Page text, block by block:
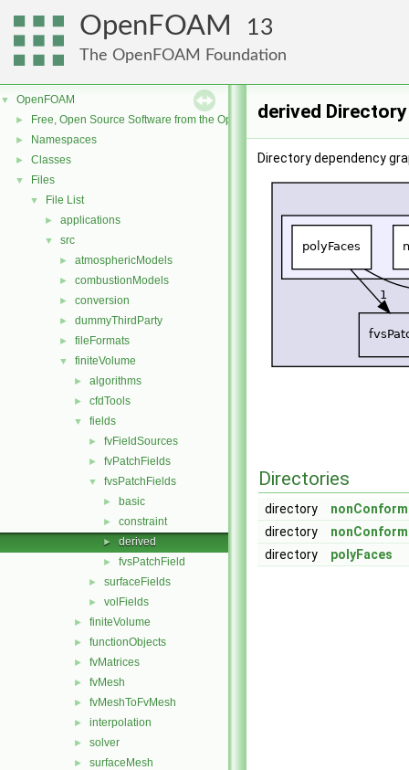
OpenFOAM 13
The OpenFOAM Foundation
▼ OpenFOAM
► Free, Open Source Software from the OpenFOAM Foundation
► Namespaces
► Classes
▼ Files
▼ File List
► applications
▼ src
► atmosphericModels
► combustionModels
► conversion
► dummyThirdParty
► fileFormats
▼ finiteVolume
► algorithms
► cfdTools
▼ fields
► fvFieldSources
► fvPatchFields
▼ fvsPatchFields
► basic
► constraint
► derived
► fvsPatchField
► surfaceFields
► volFields
► finiteVolume
► functionObjects
► fvMatrices
► fvMesh
► fvMeshToFvMesh
► interpolation
► solver
► surfaceMesh
derived
Directory dependency
Directories
directory
directory
directory
polyFaces